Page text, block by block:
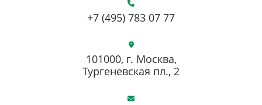
+7 (495) 783 07 77
101000, г. Москва,
Тургеневская пл., 2